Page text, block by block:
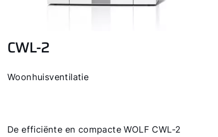
CWL-2
Woonhuisventilatie
De efficiënte en compacte WOLF CWL-2